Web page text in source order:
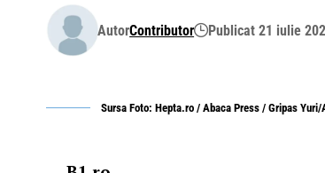
AutorContributor Publicat 21 iulie
Sursa Foto: Hepta.ro / Abaca Press / Gripas Yuri/